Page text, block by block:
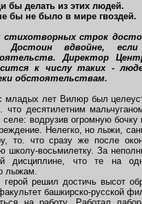
бы делать из этих людей.
бы не было в мире гвоздей.
строк
Достоин вдвойне,
Директор
к числу таких -
обстоятельствам.
младых лет Вилюр был
что десятилетним
селе: водрузив огромную
Нелегко, но лыжи,
то. что сразу же после
школу-восьмилетку. За
дисциплине, что те на
лыжам.
решил достичь высот
башкирско-русской